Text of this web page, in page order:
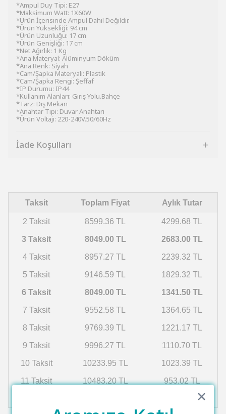
*Ampul Duy Tipi: E27
*Maksimum Watt: 1X60W
*Ürün İçerisinde Ampul Dahil Değildir.
*Ürün Yüksekliği: 94 cm
*Ürün Uzunluğu: 17 cm
*Ürün Genişliği: 17 cm
*Net Ağırlık: 1 Kg
*Ana Materyal: Alüminyum Döküm
*Ana Renk: Siyah
*Cam/Şapka Materyali: Plastik
*Cam/Şapka Rengi: Şeffaf
*IP Durumu: IP44
*Kullanım Alanları: Giriş Yolu.Bahçe
*Tarz: Dış Mekan
*Anahtar Tipi: Duvar Anahtarı
*Ürün Voltajı: 220-240V.50/60Hz
İade Koşulları
Taksit Toplam Fiyat Aylık Tutar
2 Taksit 8599.36 TL 4299.68 TL
3 Taksit 8049.00 TL 2683.00 TL
4 Taksit 8957.27 TL 2239.32 TL
5 Taksit 9146.59 TL 1829.32 TL
6 Taksit 8049.00 TL 1341.50 TL
7 Taksit 9552.58 TL 1364.65 TL
8 Taksit 9769.39 TL 1221.17 TL
9 Taksit 9996.27 TL 1110.70 TL
10 Taksit 10233.95 TL 1023.39 TL
11 Taksit 10483.20 TL 953.02 TL
895.41 TL